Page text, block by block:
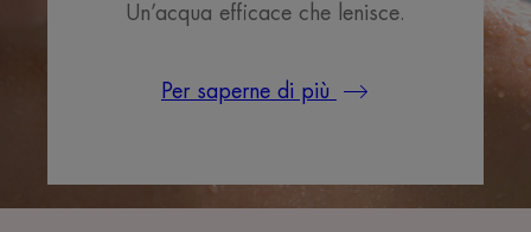
Un’acqua efficace che lenisce.
Per saperne di più